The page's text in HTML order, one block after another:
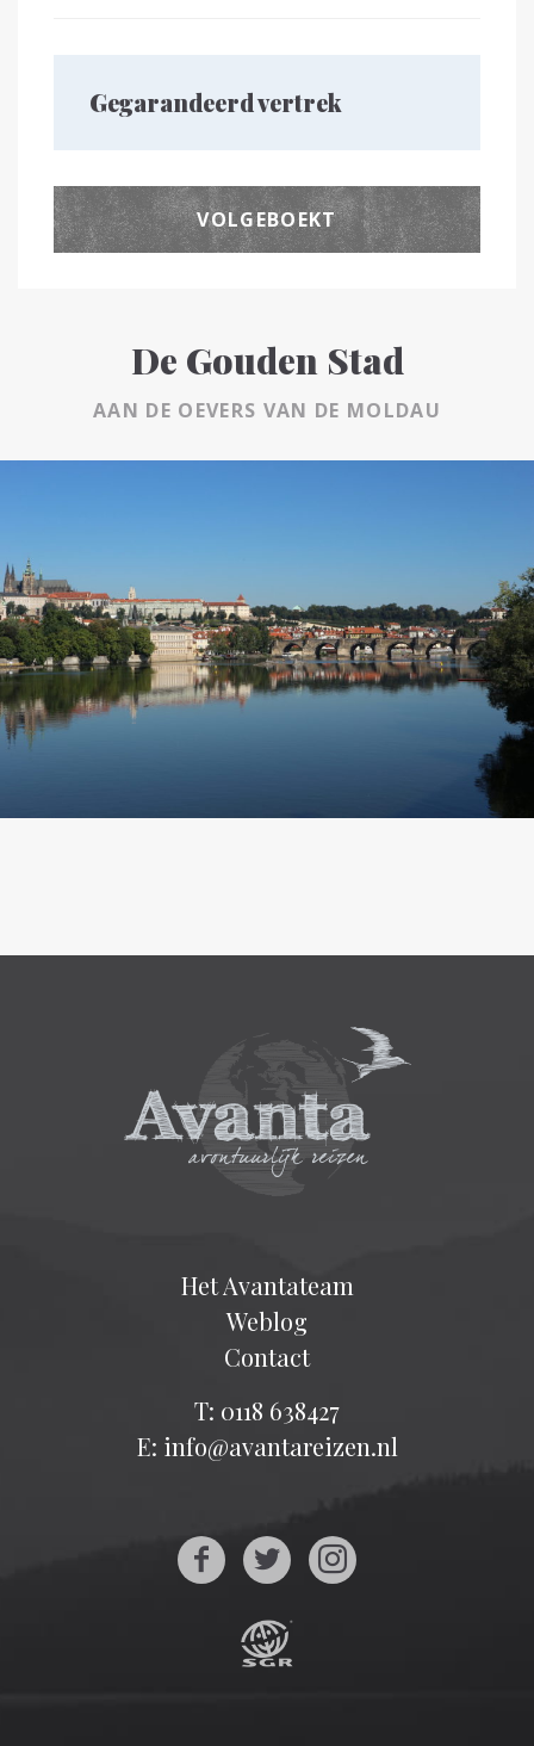
Gegarandeerd vertrek
VOLGEBOEKT
De Gouden Stad
AAN DE OEVERS VAN DE MOLDAU
Het Avantateam
Weblog
Contact
T: 0118 638427
E: info@avantareizen.nl